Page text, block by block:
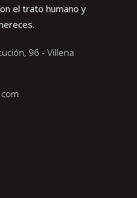
el trato humano y
96 - Villena